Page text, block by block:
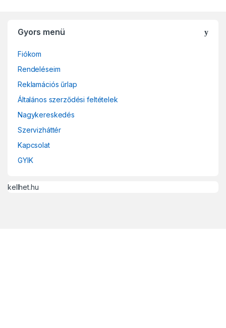
Gyors menü
Fiókom
Rendeléseim
Reklamációs űrlap
Általános szerződési feltételek
Nagykereskedés
Szervizháttér
Kapcsolat
GYIK
kellhet.hu